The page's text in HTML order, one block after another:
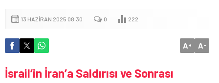
13 HAZIRAN 2025 08:30 0 222
A+ A-
İsrail’in İran’a Saldırısı ve Sonrası